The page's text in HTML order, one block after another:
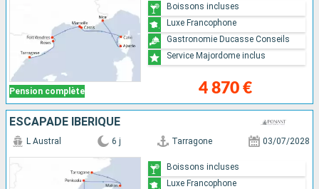
Pension complète 4 870 €
Boissons incluses
Luxe Francophone
Gastronomie Ducasse Conseils
Service Majordome inclus
ESCAPADE IBÉRIQUE
L Austral 6 j Tarragone 03/07/2028
Boissons incluses
Luxe Francophone